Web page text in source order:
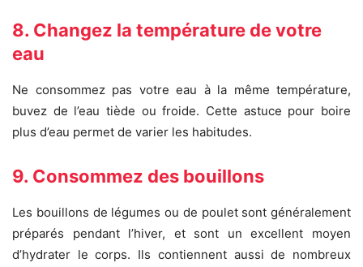
8. Changez la température de votre
eau
Ne consommez pas votre eau à la même température,
buvez de l’eau tiède ou froide. Cette astuce pour boire
plus d’eau permet de varier les habitudes.
9. Consommez des bouillons
Les bouillons de légumes ou de poulet sont généralement
préparés pendant l’hiver, et sont un excellent moyen
d’hydrater le corps. Ils contiennent aussi de nombreux